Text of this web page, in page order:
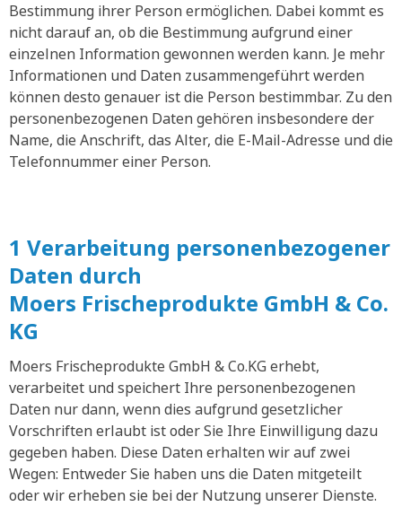
Bestimmung ihrer Person ermöglichen. Dabei kommt es
nicht darauf an, ob die Bestimmung aufgrund einer
einzelnen Information gewonnen werden kann. Je mehr
Informationen und Daten zusammengeführt werden
können desto genauer ist die Person bestimmbar. Zu den
personenbezogenen Daten gehören insbesondere der
Name, die Anschrift, das Alter, die E-Mail-Adresse und die
Telefonnummer einer Person.
1 Verarbeitung personenbezogener
Daten durch
Moers Frischeprodukte GmbH & Co.
KG
Moers Frischeprodukte GmbH & Co.KG erhebt,
verarbeitet und speichert Ihre personenbezogenen
Daten nur dann, wenn dies aufgrund gesetzlicher
Vorschriften erlaubt ist oder Sie Ihre Einwilligung dazu
gegeben haben. Diese Daten erhalten wir auf zwei
Wegen: Entweder Sie haben uns die Daten mitgeteilt
oder wir erheben sie bei der Nutzung unserer Dienste.